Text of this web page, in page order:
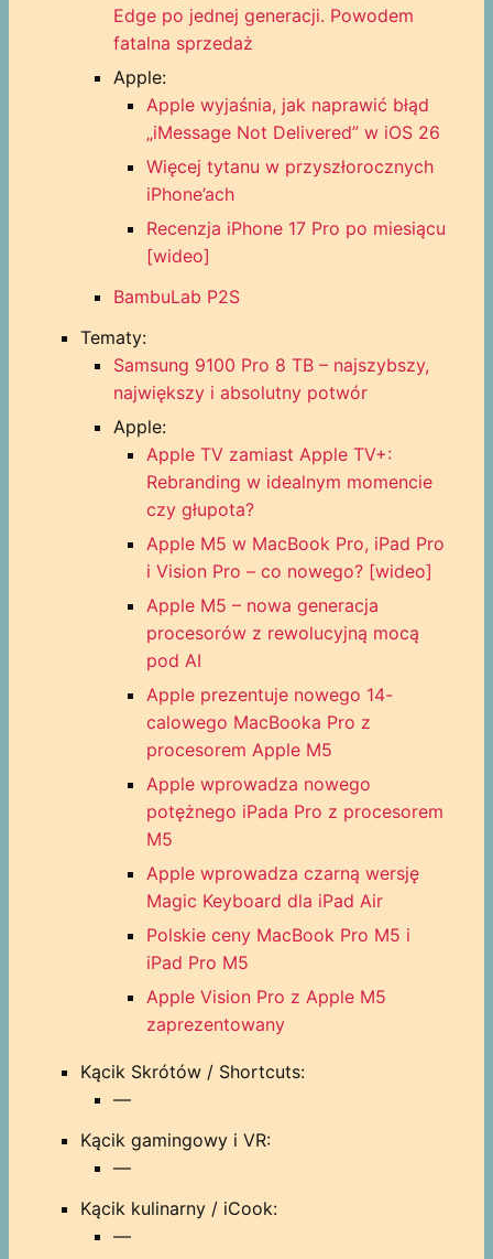
Edge po jednej generacji. Powodem
fatalna sprzedaż
Apple:
Apple wyjaśnia, jak naprawić błąd
„iMessage Not Delivered” w iOS 26
Więcej tytanu w przyszłorocznych
iPhone’ach
Recenzja iPhone 17 Pro po miesiącu
[wideo]
BambuLab P2S
Tematy:
Samsung 9100 Pro 8 TB – najszybszy,
największy i absolutny potwór
Apple:
Apple TV zamiast Apple TV+:
Rebranding w idealnym momencie
czy głupota?
Apple M5 w MacBook Pro, iPad Pro
i Vision Pro – co nowego? [wideo]
Apple M5 – nowa generacja
procesorów z rewolucyjną mocą
pod AI
Apple prezentuje nowego 14-
calowego MacBooka Pro z
procesorem Apple M5
Apple wprowadza nowego
potężnego iPada Pro z procesorem
M5
Apple wprowadza czarną wersję
Magic Keyboard dla iPad Air
Polskie ceny MacBook Pro M5 i
iPad Pro M5
Apple Vision Pro z Apple M5
zaprezentowany
Kącik Skrótów / Shortcuts:
—
Kącik gamingowy i VR:
—
Kącik kulinarny / iCook:
—